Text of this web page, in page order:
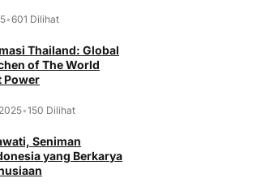
•601 Dilihat
Thailand: Global
of The World
Power
•150 Dilihat
Seniman
yang Berkarya